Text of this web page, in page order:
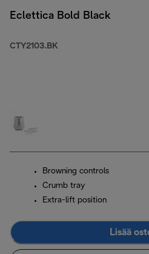
Eclettica Bold Black
CTY2103.BK
Browning controls
Crumb tray
Extra-lift position
Lisää